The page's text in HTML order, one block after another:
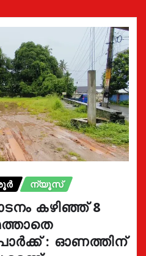
ന്യൂസ്
കഴിഞ്ഞ് 8
: ഓണത്തിന്